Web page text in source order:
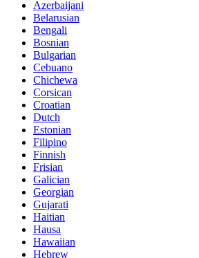
Azerbaijani
Belarusian
Bengali
Bosnian
Bulgarian
Cebuano
Chichewa
Corsican
Croatian
Dutch
Estonian
Filipino
Finnish
Frisian
Galician
Georgian
Gujarati
Haitian
Hausa
Hawaiian
Hebrew